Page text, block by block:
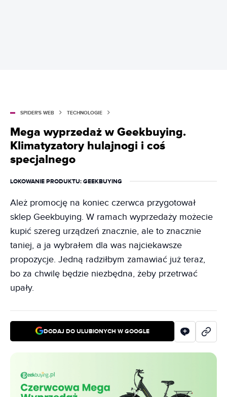
SPIDER'S WEB TECHNOLOGIE
Mega wyprzedaż w Geekbuying.
Klimatyzatory hulajnogi i coś
specjalnego
LOKOWANIE PRODUKTU: GEEKBUYING
Ależ promocję na koniec czerwca przygotował
sklep Geekbuying. W ramach wyprzedaży możecie
kupić szereg urządzeń znacznie, ale to znacznie
taniej, a ja wybrałem dla was najciekawsze
propozycje. Jedną radziłbym zamawiać już teraz,
bo za chwilę będzie niezbędna, żeby przetrwać
upały.
DODAJ DO ULUBIONYCH W GOOGLE